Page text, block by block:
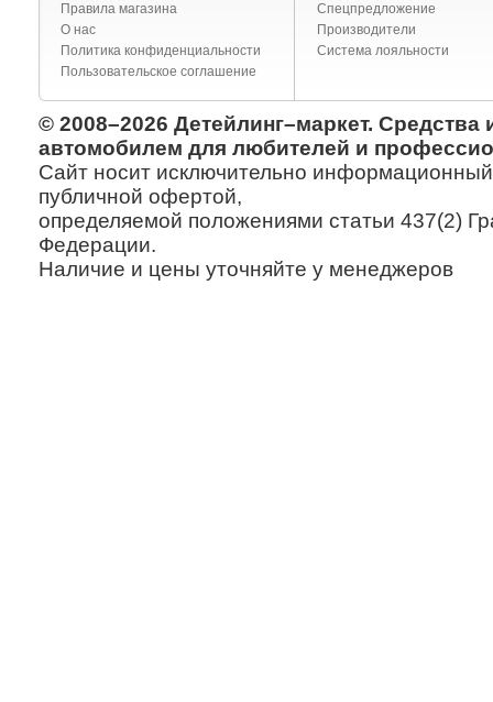
Правила магазина
О нас
Политика конфиденциальности
Пользовательское соглашение
Спецпредложение
Производители
Система лояльности
© 2008–2026 Детейлинг–маркет. Средства
автомобилем для любителей и
Сайт носит исключительно информационный
публичной офертой,
определяемой положениями статьи 437(2)
Федерации.
Наличие и цены уточняйте у менеджеров